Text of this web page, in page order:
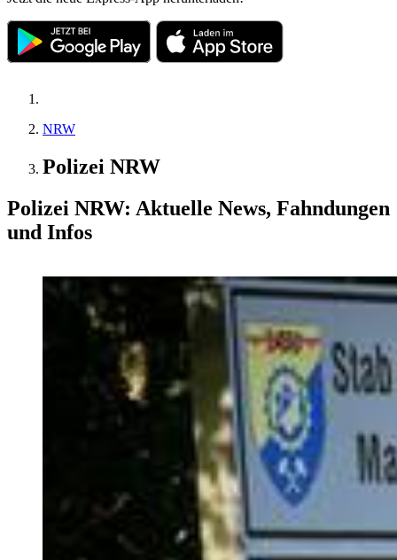
NRW
Polizei NRW
Polizei NRW: Aktuelle News, Fahndungen
und Infos